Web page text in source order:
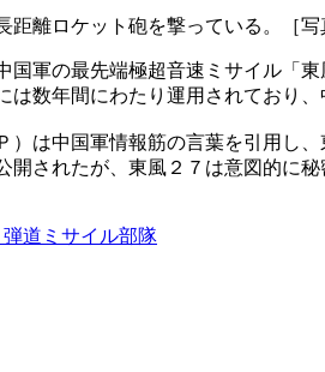
離ロケット砲を撃っている。［
軍の最先端極超音速ミサイル「
数年間にわたり運用されており
）は中国軍情報筋の言葉を引用
されたが、東風２７は意図的に秘
道ミサイル部隊